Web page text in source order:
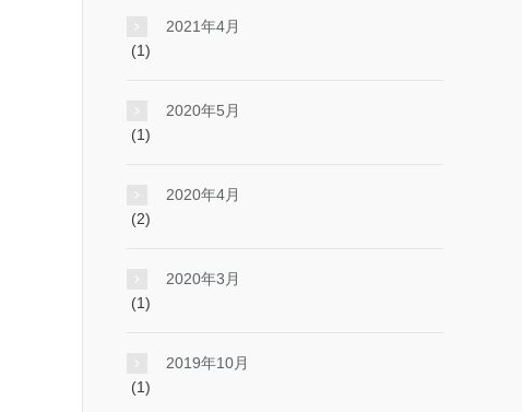
2021年4月
(1)
2020年5月
(1)
2020年4月
(2)
2020年3月
(1)
2019年10月
(1)